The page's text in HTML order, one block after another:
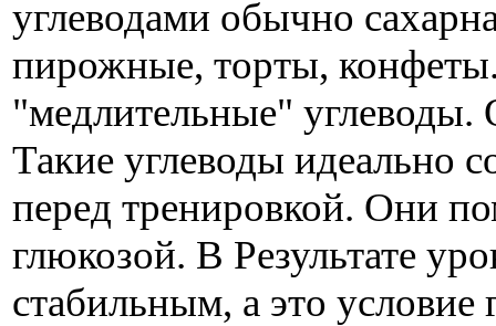
углеводами обычно
пирожные, торты,
"медлительные" углеводы.
Такие углеводы идеально
перед тренировкой. Они
глюкозой. В Результате
стабильным, а это условие